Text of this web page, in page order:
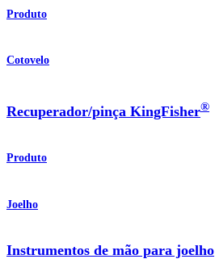
Produto
Cotovelo
Recuperador/pinça KingFisher®
Produto
Joelho
Instrumentos de mão para joelho